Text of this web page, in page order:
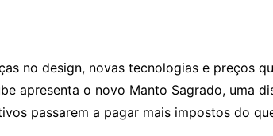
no design, novas tecnologias e preços
apresenta o novo Manto Sagrado, uma
passarem a pagar mais impostos do